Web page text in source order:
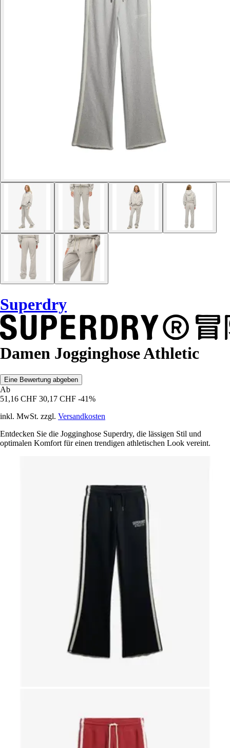
Superdry
Damen Jogginghose Athletic
Eine Bewertung abgeben
Ab
51,16 CHF 30,17 CHF -41%
inkl. MwSt. zzgl. Versandkosten
Entdecken Sie die Jogginghose Superdry, die lässigen Stil und
optimalen Komfort für einen trendigen athletischen Look vereint.